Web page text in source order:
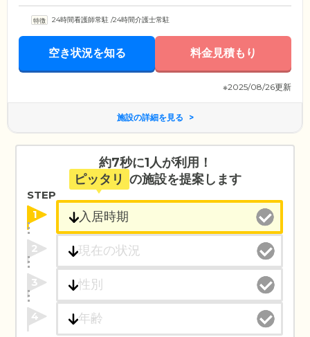
24時間看護師常駐 /24時間介護士常駐
空き状況を知る 料金見積もり
※2025/08/26更新
施設の詳細を見る
約7秒に1人が利用！
ピッタリ の施設を提案します
STEP
1
2
3
4